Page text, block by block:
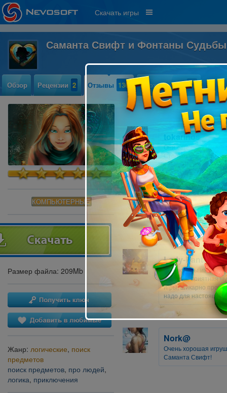
Скачать игры
Саманта Свифт и Фонтаны
Обзор Рецензии 2 Отзывы 136 Прохождение 17
КОМПЬЮТЕРНЫЕ
Размер файла: 209Mb
Жанр: логические, поиск
предметов
поиск предметов, про людей,
логика, приключения
tokarinos
Они еще игры новые
Столько
Svetlana Satova
Играйте в эту
отрываясь.Заходите
Lady-Pantera
Люблю игры из этой
графика, приятная
игры, шикарно
надо для настоящих
Nork@
Очень хорошая
Саманта Свифт!